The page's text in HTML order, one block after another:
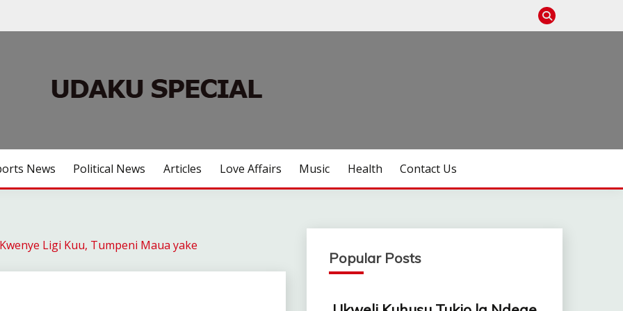
News Political News Articles Love Affairs Music Health Contact Us
Ligi Kuu, Tumpeni Maua yake
Popular Posts